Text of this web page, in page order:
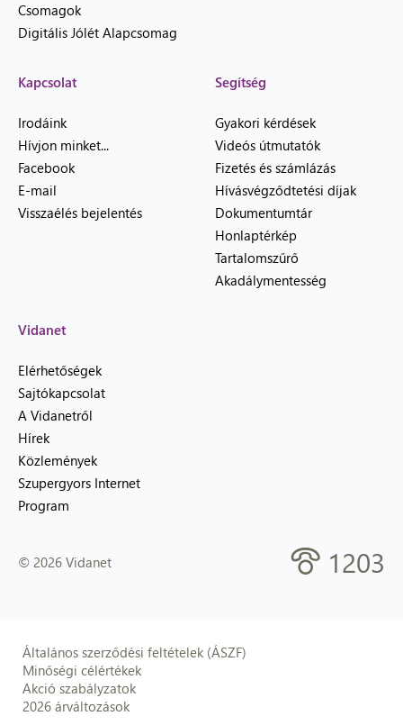
Csomagok
Digitális Jólét Alapcsomag
Kapcsolat
Irodáink
Hívjon minket...
Facebook
E-mail
Visszaélés bejelentés
Segítség
Gyakori kérdések
Videós útmutatók
Fizetés és számlázás
Hívásvégződtetési díjak
Dokumentumtár
Honlaptérkép
Tartalomszűrő
Akadálymentesség
Vidanet
Elérhetőségek
Sajtókapcsolat
A Vidanetről
Hírek
Közlemények
Szupergyors Internet
Program
© 2026 Vidanet 1203
Általános szerződési feltételek (ÁSZF)
Minőségi célértékek
Akció szabályzatok
2026 árváltozások